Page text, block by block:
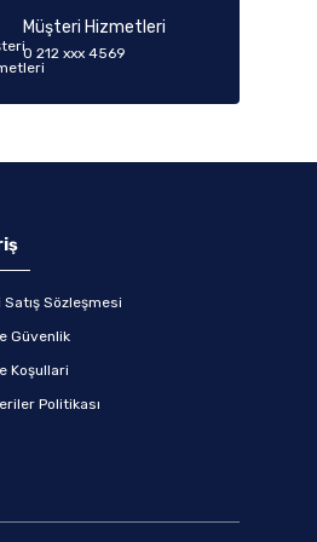
Müşteri Hizmetleri
0 212 xxx 4569
Sözleşmesi
Güvenlik
Koşullari
Politikası